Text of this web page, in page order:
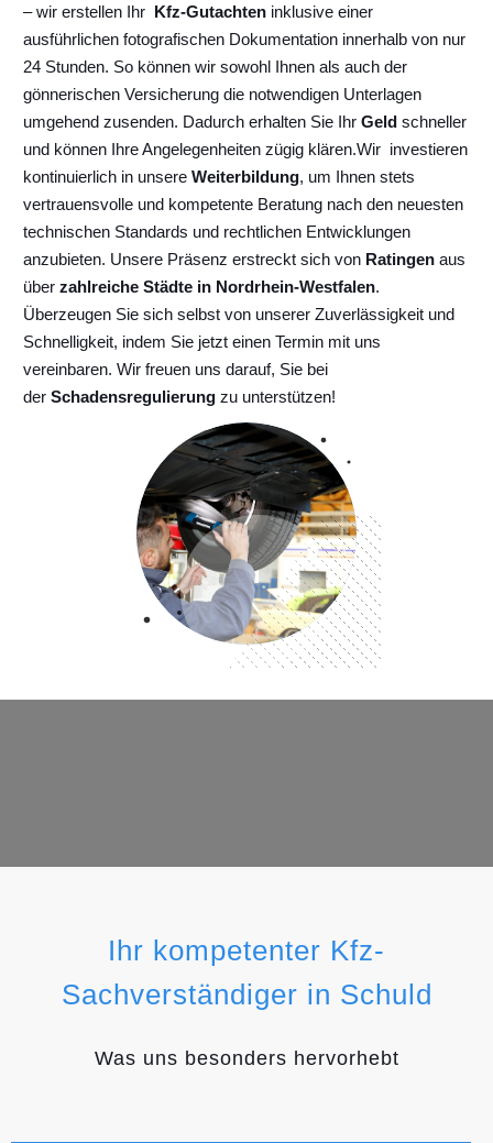
– wir erstellen Ihr Kfz-Gutachten inklusive einer
ausführlichen fotografischen Dokumentation innerhalb von nur
24 Stunden. So können wir sowohl Ihnen als auch der
gönnerischen Versicherung die notwendigen Unterlagen
umgehend zusenden. Dadurch erhalten Sie Ihr Geld schneller
und können Ihre Angelegenheiten zügig klären.Wir investieren
kontinuierlich in unsere Weiterbildung, um Ihnen stets
vertrauensvolle und kompetente Beratung nach den neuesten
technischen Standards und rechtlichen Entwicklungen
anzubieten. Unsere Präsenz erstreckt sich von Ratingen aus
über zahlreiche Städte in Nordrhein-Westfalen.
Überzeugen Sie sich selbst von unserer Zuverlässigkeit und
Schnelligkeit, indem Sie jetzt einen Termin mit uns
vereinbaren. Wir freuen uns darauf, Sie bei
der Schadensregulierung zu unterstützen!
Ihr kompetenter Kfz-
Sachverständiger in Schuld
Was uns besonders hervorhebt